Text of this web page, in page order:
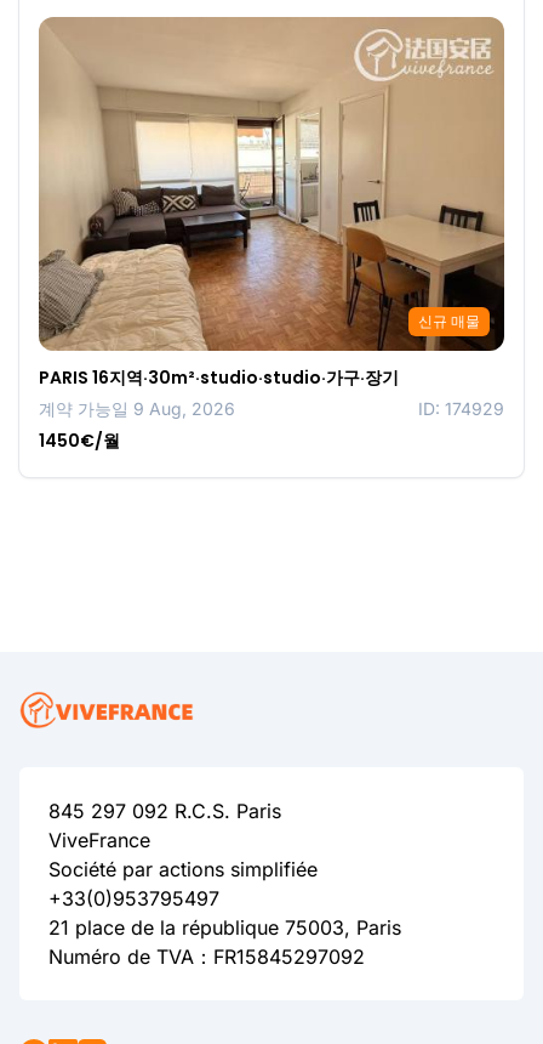
신규 매물
PARIS 16지역·30m²·studio·studio·가구·장기
계약 가능일 9 Aug, 2026 ID: 174929
1450€/월
845 297 092 R.C.S. Paris
ViveFrance
Société par actions simplifiée
+33(0)953795497
21 place de la république 75003, Paris
Numéro de TVA：FR15845297092